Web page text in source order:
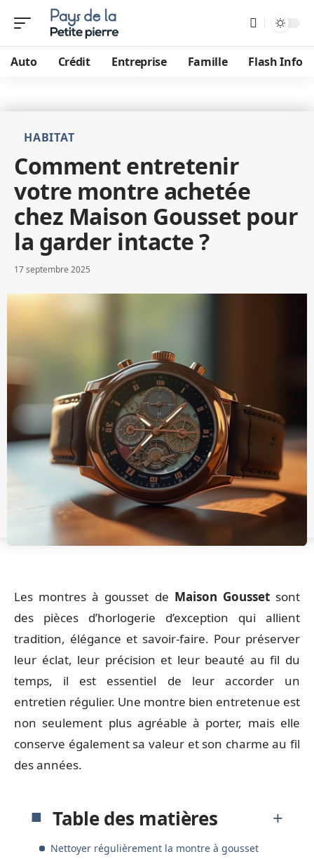
Auto Crédit Entreprise Famille Flash Info
HABITAT
Comment entretenir
votre montre achetée
chez Maison Gousset pour
la garder intacte ?
17 septembre 2025
Les montres à gousset de Maison Goussetsont
des pièces d’horlogerie d’exception qui allient
tradition, élégance et savoir-faire. Pour préserver
leur éclat, leur précision et leur beauté au fil du
temps, il est essentiel de leur accorder un
entretien régulier. Une montre bien entretenue est
non seulement plus agréable à porter, mais elle
conserve également sa valeur et son charme au fil
des années.
Table des matières
Nettoyer régulièrement la montre à gousset